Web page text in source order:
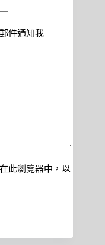
件通知我
此瀏覽器中，以